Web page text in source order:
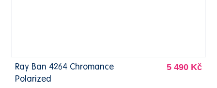
Ray Ban 4264 Chromance
Polarized
5 490 Kč